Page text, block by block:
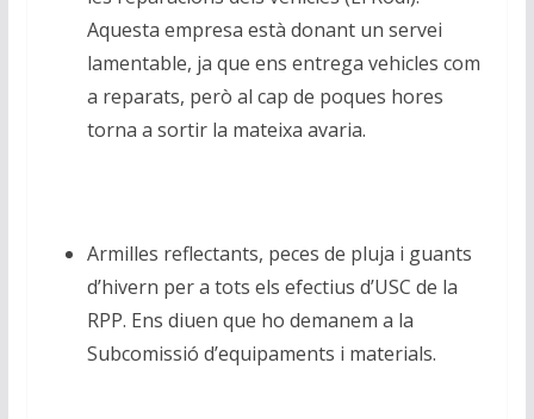
Aquesta empresa està donant un servei
lamentable, ja que ens entrega vehicles com
a reparats, però al cap de poques hores
torna a sortir la mateixa avaria.
Armilles reflectants, peces de pluja i guants
d’hivern per a tots els efectius d’USC de la
RPP. Ens diuen que ho demanem a la
Subcomissió d’equipaments i materials.